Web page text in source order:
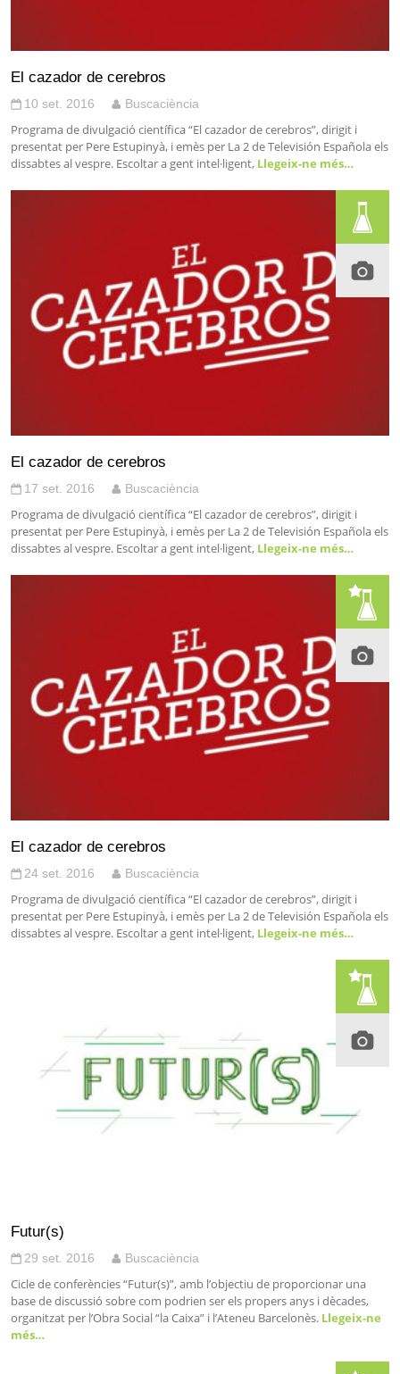
El cazador de cerebros
10 set. 2016 Buscaciència
Programa de divulgació científica “El cazador de cerebros”, dirigit i
presentat per Pere Estupinyà, i emès per La 2 de Televisión Española els
dissabtes al vespre. Escoltar a gent intel·ligent, Llegeix-ne més…
El cazador de cerebros
17 set. 2016 Buscaciència
Programa de divulgació científica “El cazador de cerebros”, dirigit i
presentat per Pere Estupinyà, i emès per La 2 de Televisión Española els
dissabtes al vespre. Escoltar a gent intel·ligent, Llegeix-ne més…
El cazador de cerebros
24 set. 2016 Buscaciència
Programa de divulgació científica “El cazador de cerebros”, dirigit i
presentat per Pere Estupinyà, i emès per La 2 de Televisión Española els
dissabtes al vespre. Escoltar a gent intel·ligent, Llegeix-ne més…
Futur(s)
29 set. 2016 Buscaciència
Cicle de conferències “Futur(s)”, amb l’objectiu de proporcionar una
base de discussió sobre com podrien ser els propers anys i dècades,
organitzat per l’Obra Social “la Caixa” i l’Ateneu Barcelonès. Llegeix-ne
més…